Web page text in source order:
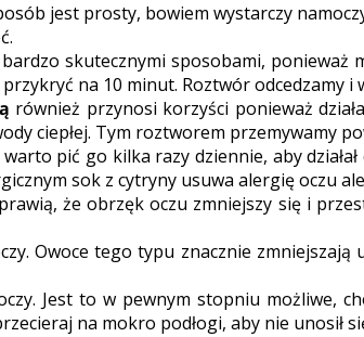
jest prosty, bowiem wystarczy
skutecznymi sposobami, ponieważ
na 10 minut. Roztwór odcedzamy i
również przynosi korzyści ponieważ
ciepłej. Tym roztworem przemywamy
pić go kilka razy dziennie, aby
sok z cytryny usuwa alergię oczu
że obrzęk oczu zmniejszy się i
Owoce tego typu znacznie
Jest to w pewnym stopniu możliwe,
na mokro podłogi, aby nie unosił